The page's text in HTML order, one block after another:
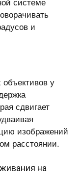
системе
и
у
сдвигает
изображений
расстоянии.
на